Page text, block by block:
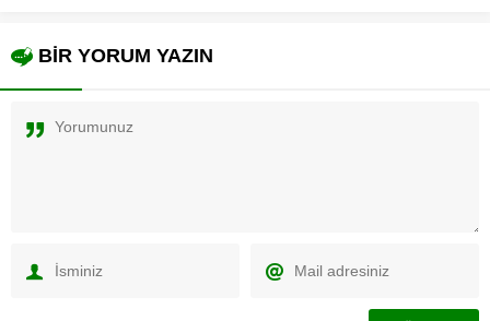
BİR YORUM YAZIN